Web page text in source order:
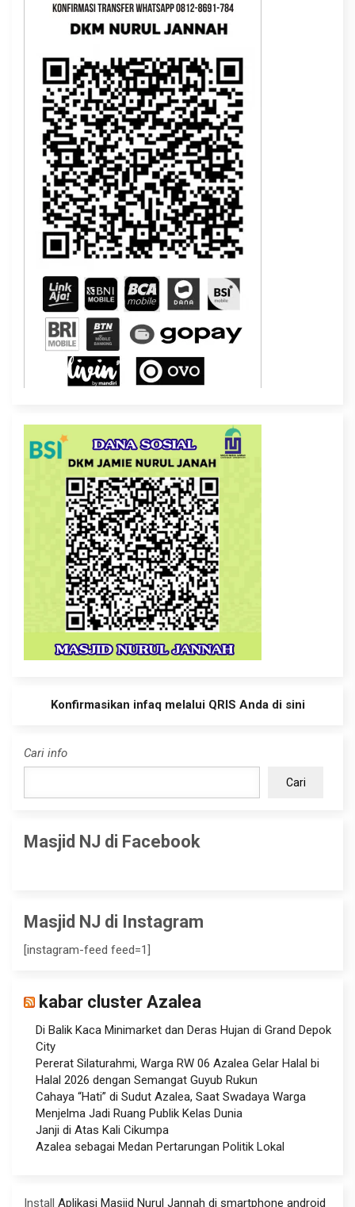
Konfirmasikan infaq melalui QRIS Anda di sini
Cari info
Cari
Masjid NJ di Facebook
Masjid NJ di Instagram
[instagram-feed feed=1]
kabar cluster Azalea
Di Balik Kaca Minimarket dan Deras Hujan di Grand Depok
City
Pererat Silaturahmi, Warga RW 06 Azalea Gelar Halal bi
Halal 2026 dengan Semangat Guyub Rukun
Cahaya “Hati” di Sudut Azalea, Saat Swadaya Warga
Menjelma Jadi Ruang Publik Kelas Dunia
Janji di Atas Kali Cikumpa
Azalea sebagai Medan Pertarungan Politik Lokal
Install Aplikasi Masjid Nurul Jannah di smartphone android